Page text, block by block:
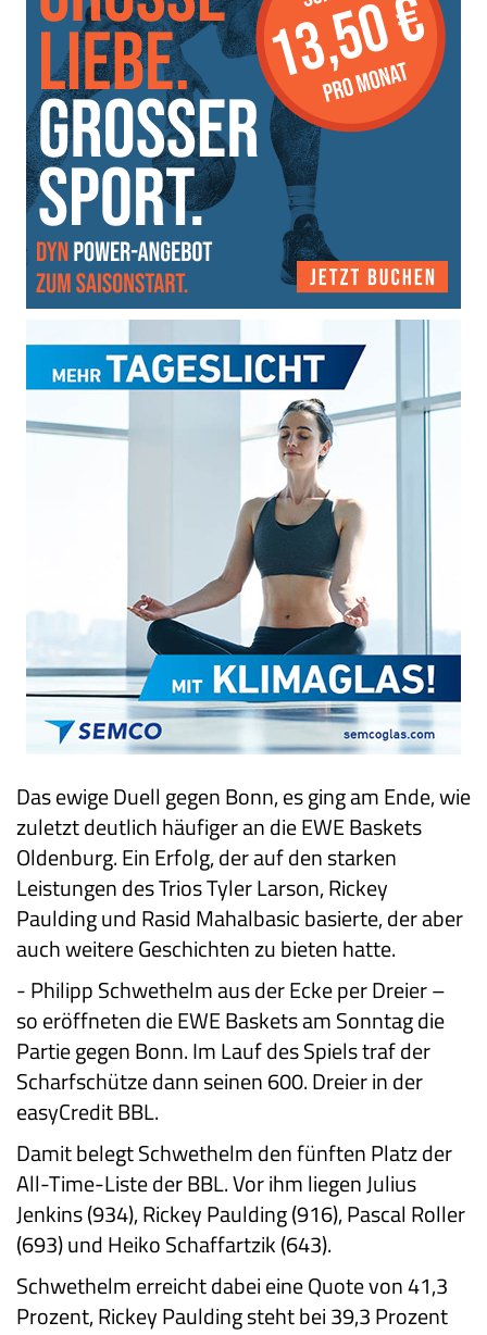
Das ewige Duell gegen Bonn, es ging am Ende, wie
zuletzt deutlich häufiger an die EWE Baskets
Oldenburg. Ein Erfolg, der auf den starken
Leistungen des Trios Tyler Larson, Rickey
Paulding und Rasid Mahalbasic basierte, der aber
auch weitere Geschichten zu bieten hatte.
-Philipp Schwethelm aus der Ecke per Dreier –
so eröffneten die EWE Baskets am Sonntag die
Partie gegen Bonn. Im Lauf des Spiels traf der
Scharfschütze dann seinen 600. Dreier in der
easyCredit BBL.
Damit belegt Schwethelm den fünften Platz der
All-Time-Liste der BBL. Vor ihm liegen Julius
Jenkins (934), Rickey Paulding (916), Pascal Roller
(693) und Heiko Schaffartzik (643).
Schwethelm erreicht dabei eine Quote von 41,3
Prozent, Rickey Paulding steht bei 39,3 Prozent